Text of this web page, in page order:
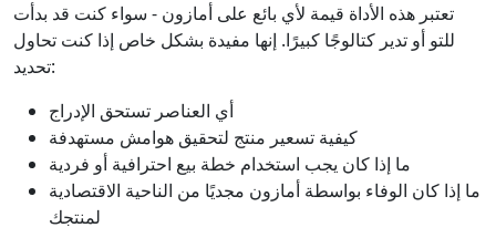
تعتبر هذه الأداة قيمة لأي بائع على أمازون - سواء كنت قد بدأت
للتو أو تدير كتالوجًا كبيرًا. إنها مفيدة بشكل خاص إذا كنت تحاول
تحديد:
أي العناصر تستحق الإدراج
كيفية تسعير منتج لتحقيق هوامش مستهدفة
ما إذا كان يجب استخدام خطة بيع احترافية أو فردية
ما إذا كان الوفاء بواسطة أمازون مجديًا من الناحية الاقتصادية
لمنتجك